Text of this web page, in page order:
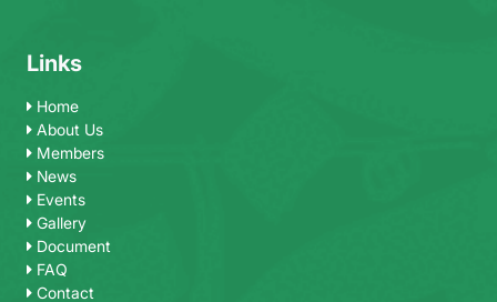
Links
Home
About Us
Members
News
Events
Gallery
Document
FAQ
Contact